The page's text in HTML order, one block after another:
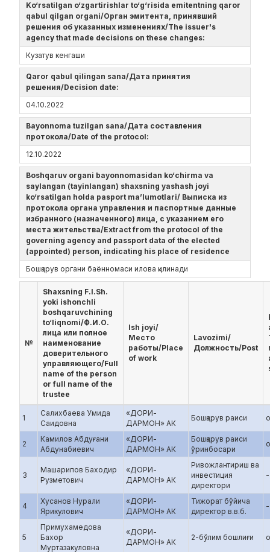
Ko‘rsatilgan o‘zgartirishlar to‘g‘risida emitentning qaror
qabul qilgan organi/Орган эмитента, принявший
решения об указанных изменениях/The issuer's
agency that made decisions on these changes:
Кузатув кенгаши
Qaror qabul qilingan sana/Дата принятия
решения/Decision date:
04.10.2022
Bayonnoma tuzilgan sana/Дата составления
протокола/Date of the protocol:
12.10.2022
Boshqaruv organi bayonnomasidan ko‘chirma va
saylangan (tayinlangan) shaxsning yashash joyi
ko‘rsatilgan holda pasport ma’lumotlari/ Выписка из
протокола органа управления и паспортные данные
избранного (назначенного) лица, с указанием его
места жительства/Extract from the protocol of the
governing agency and passport data of the elected
(appointed) person, indicating his place of residence
Бошқарув органи баённомаси илова қилинади
№
Shaxsning F.I.Sh.
yoki ishonchli
boshqaruvchining
to‘liqnomi/Ф.И.О.
лица или полное
наименование
доверительного
управляющего/Full
name of the person
or full name of the
trustee
Ish joyi/
Место
работы/Place
of work
Lavozimi/
Должность/Post
1
Салихбаева Умида
Саидовна
«ДОРИ-
ДАРМОН» АК
Бошқарув раиси
2
Камилов Абдуғани
Абдунабиевич
«ДОРИ-
ДАРМОН» АК
Бошқарув раиси
ўринбосари
3
Машарипов Баходир
Рузметович
«ДОРИ-
ДАРМОН» АК
Ривожлантириш ва
инвестиция
директори
-
4
Хусанов Нурали
Ярикулович
«ДОРИ-
ДАРМОН» АК
Тижорат бўйича
директор в.в.б.
-
5
Примухамедова
Бахор
Муртазакуловна
«ДОРИ-
ДАРМОН» АК
2-бўлим бошлиғи